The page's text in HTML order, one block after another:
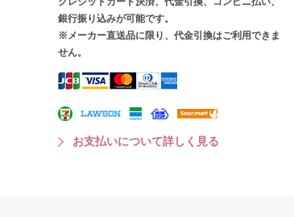
銀行振り込みが可能です。
※メーカー直送品に限り、代金引換はご利用できま
せん。
お支払いについて詳しく見る